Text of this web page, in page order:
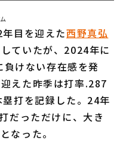
ス
目を迎えた西野真弘
ていたが、2024年に
けない存在感を発
えた昨季は打率.287
打を記録した。24年
だっただけに、大き
なった。